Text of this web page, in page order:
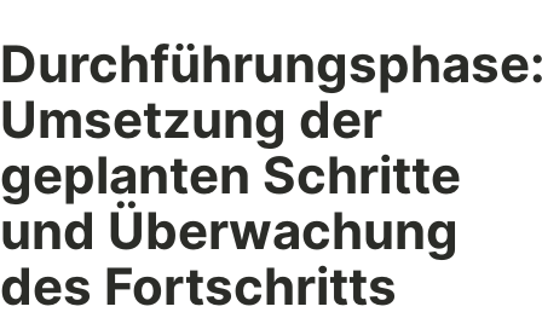
Umsetzung der
geplanten Schritte
und Überwachung
des Fortschritts